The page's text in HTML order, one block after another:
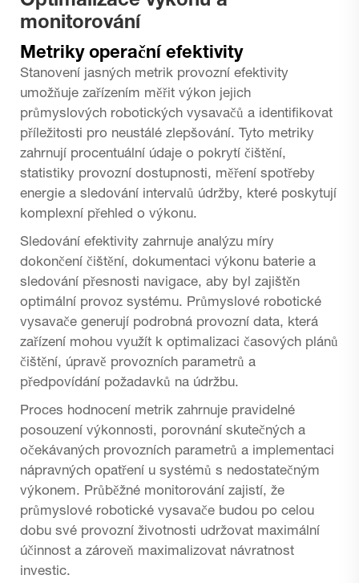
monitorování
Metriky operační efektivity
Stanovení jasných metrik provozní efektivity
umožňuje zařízením měřit výkon jejich
průmyslových robotických vysavačů a identifikovat
příležitosti pro neustálé zlepšování. Tyto metriky
zahrnují procentuální údaje o pokrytí čištění,
statistiky provozní dostupnosti, měření spotřeby
energie a sledování intervalů údržby, které poskytují
komplexní přehled o výkonu.
Sledování efektivity zahrnuje analýzu míry
dokončení čištění, dokumentaci výkonu baterie a
sledování přesnosti navigace, aby byl zajištěn
optimální provoz systému. Průmyslové robotické
vysavače generují podrobná provozní data, která
zařízení mohou využít k optimalizaci časových plánů
čištění, úpravě provozních parametrů a
předpovídání požadavků na údržbu.
Proces hodnocení metrik zahrnuje pravidelné
posouzení výkonnosti, porovnání skutečných a
očekávaných provozních parametrů a implementaci
nápravných opatření u systémů s nedostatečným
výkonem. Průběžné monitorování zajistí, že
průmyslové robotické vysavače budou po celou
dobu své provozní životnosti udržovat maximální
účinnost a zároveň maximalizovat návratnost
investic.